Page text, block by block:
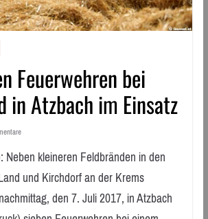
Feuerwehren bei
in Atzbach im Einsatz
Neben kleineren Feldbränden in den
und Kirchdorf an der Krems
den 7. Juli 2017, in Atzbach